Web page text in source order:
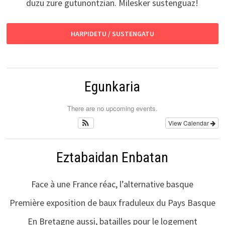
duzu zure gutunontzian. Milesker sustenguaz!
HARPIDETU / SUSTENGATU
Egunkaria
There are no upcoming events.
View Calendar
Eztabaidan Enbatan
Face à une France réac, l’alternative basque
Première exposition de baux fraduleux du Pays Basque
En Bretagne aussi, batailles pour le logement